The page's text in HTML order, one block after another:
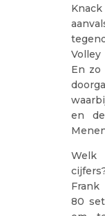
En
en
Welk
80